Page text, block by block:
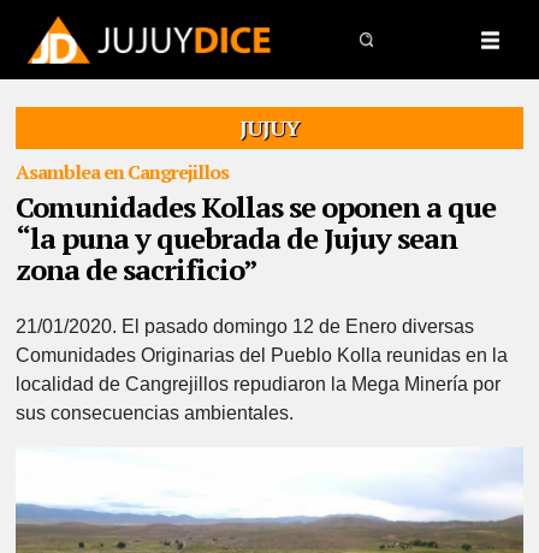
JUJUY
Asamblea en Cangrejillos
Comunidades Kollas se oponen a que
“la puna y quebrada de Jujuy sean
zona de sacrificio”
21/01/2020. El pasado domingo 12 de Enero diversas
Comunidades Originarias del Pueblo Kolla reunidas en la
localidad de Cangrejillos repudiaron la Mega Minería por
sus consecuencias ambientales.